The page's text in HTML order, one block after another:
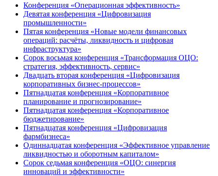
Конференция «Операционная эффективность»
Девятая конференция «Цифровизация
промышленности»
Пятая конференция «Новые модели финансовых
операций: расчёты, ликвидность и цифровая
инфраструктура»
Сорок восьмая конференция «Трансформация ОЦО:
стратегия, эффективность, сервис»
Двадцать вторая конференция «Цифровизация
корпоративных бизнес-процессов»
Пятнадцатая конференция «Корпоративное
планирование и прогнозирование»
Пятнадцатая конференция «Корпоративное
бюджетирование»
Пятнадцатая конференция «Цифровизация
фармбизнеса»
Одиннадцатая конференция «Эффективное управление
ликвидностью и оборотным капиталом»
Сорок седьмая конференция «ОЦО: синергия
инноваций и эффективности»